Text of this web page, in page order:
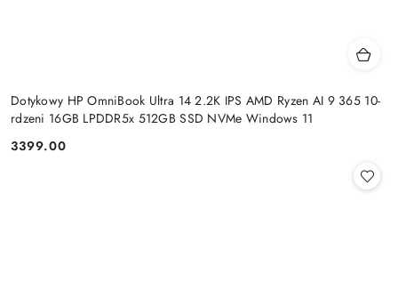
Dotykowy HP OmniBook Ultra 14 2.2K IPS AMD Ryzen AI 9 365 10-
rdzeni 16GB LPDDR5x 512GB SSD NVMe Windows 11
Cena:
3399.00